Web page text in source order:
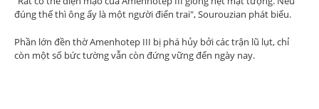
đúng thế thì ông ấy là một người điển trai", Sourouzian phát biểu.
Phần lớn đền thờ Amenhotep III bị phá hủy bởi các trận lũ lụt, chỉ
còn một số bức tường vẫn còn đứng vững đến ngày nay.